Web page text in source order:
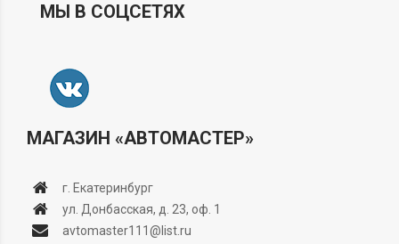
МЫ В СОЦСЕТЯХ
МАГАЗИН «АВТОМАСТЕР»
г. Екатеринбург
ул. Донбасская, д. 23, оф. 1
avtomaster111@list.ru